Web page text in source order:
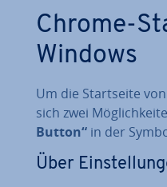
Chrome-
Windows
Um die Start­sei­te
sich zwei
Button“ in der
Über